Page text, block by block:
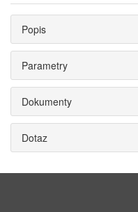
Popis
Parametry
Dokumenty
Dotaz